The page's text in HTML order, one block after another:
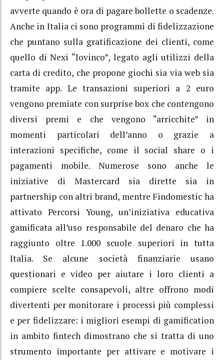
avverte quando è ora di pagare bollette o scadenze.
Anche in Italia ci sono programmi di fidelizzazione
che puntano sulla gratificazione dei clienti, come
quello di Nexi “Iovinco”, legato agli utilizzi della
carta di credito, che propone giochi sia via web sia
tramite app. Le transazioni superiori a 2 euro
vengono premiate con surprise box che contengono
diversi premi e che vengono “arricchite” in
momenti particolari dell’anno o grazie a
interazioni specifiche, come il social share o i
pagamenti mobile. Numerose sono anche le
iniziative di Mastercard sia dirette sia in
partnership con altri brand, mentre Findomestic ha
attivato Percorsi Young, un’iniziativa educativa
gamificata all’uso responsabile del denaro che ha
raggiunto oltre 1.000 scuole superiori in tutta
Italia. Se alcune società finanziarie usano
questionari e video per aiutare i loro clienti a
compiere scelte consapevoli, altre offrono modi
divertenti per monitorare i processi più complessi
e per fidelizzare: i migliori esempi di gamification
in ambito fintech dimostrano che si tratta di uno
strumento importante per attivare e motivare i